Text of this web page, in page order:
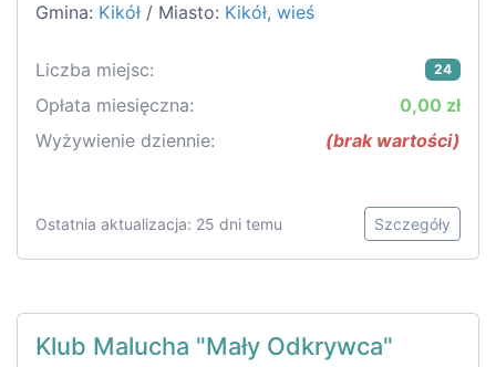
Gmina: Kikół / Miasto: Kikół, wieś
Liczba miejsc: 24
Opłata miesięczna:
0,00 zł
Wyżywienie dziennie:
(brak wartości)
Ostatnia aktualizacja: 25 dni temu Szczegóły
Klub Malucha "Mały Odkrywca"